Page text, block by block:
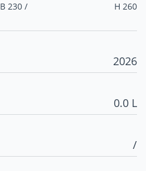
B 230 / H 260
2026
0.0 L
/